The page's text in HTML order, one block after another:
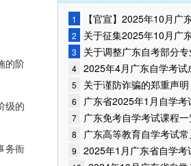
的阶
级的
务衙
1
【官宣】2025年10月广
报名时间通知
2
关于征集2025年10月广
增加开考停考专业部分课程
通告
3
关于调整广东自考部分
学校的通知
4 2025年4月广东自学考试
于5月9日公布
5 关于谨防诈骗的郑重声明
6
广东省2025年1月自学考
报名报考须知
7 广东免考自学考试课程
8
广东高等教育自学考试
问题
9
2025年1月广东省自学考